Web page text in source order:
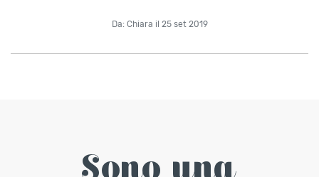
Da: Chiara il 25 set 2019